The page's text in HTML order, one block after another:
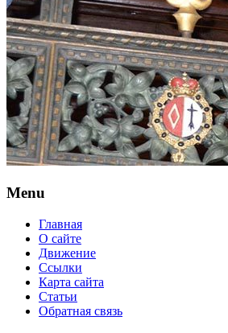
Menu
Главная
О сайте
Движение
Ссылки
Карта сайта
Статьи
Обратная связь